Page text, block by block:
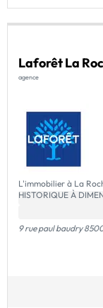
Laforêt La
agence
L'immobilier à La
HISTORIQUE À
9 rue paul baudry